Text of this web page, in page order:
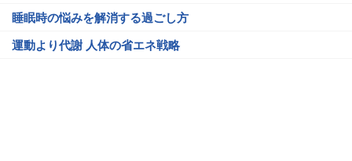
睡眠時の悩みを解消する過ごし方
運動より代謝 人体の省エネ戦略